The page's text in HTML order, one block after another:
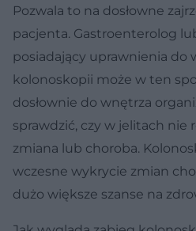
Pozwala to na dosłowne
pacjenta. Gastroenterolog
posiadający uprawnienia do
kolonoskopii może w ten
dosłownie do wnętrza
sprawdzić, czy w jelitach nie
zmiana lub choroba.
wczesne wykrycie zmian
dużo większe szanse na